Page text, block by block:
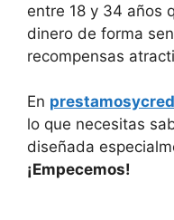
entre 18 y 34 años
dinero de forma
recompensas
En
lo que necesitas
diseñada
¡Empecemos!